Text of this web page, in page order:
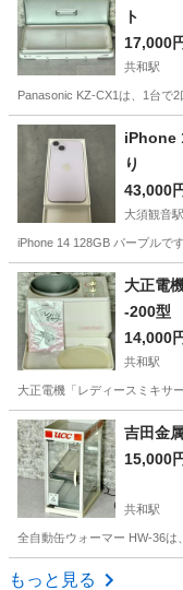
ト
17,000
共和駅
Panasonic KZ-CX1は、1台で
愛知 大府市
iPhone
り
43,000
大須観音駅
iPhone 14 128GB パープルで
愛知 名古屋市 大須
大正電
-200型
14,000
共和駅
大正電機「レディースミキサ
愛知 大府市 共和駅
吉田金
15,000
共和駅
全自動缶ウォーマー HW-36
愛知 大府市
もっと見る